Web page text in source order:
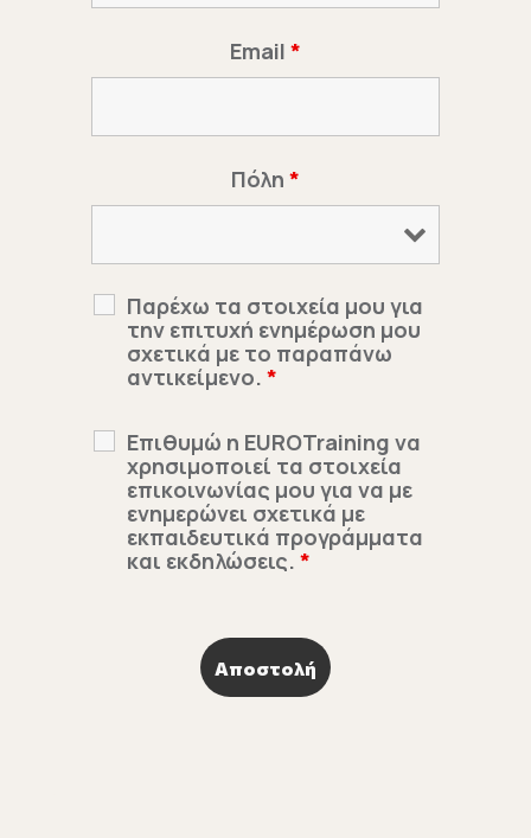
Email *
Πόλη *
Παρέχω τα στοιχεία μου για
την επιτυχή ενημέρωση μου
σχετικά με το παραπάνω
αντικείμενο. *
Επιθυμώ η EUROTraining να
χρησιμοποιεί τα στοιχεία
επικοινωνίας μου για να με
ενημερώνει σχετικά με
εκπαιδευτικά προγράμματα
και εκδηλώσεις. *